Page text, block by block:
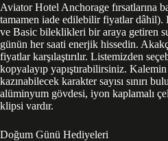
Aviator Hotel Anchorage fırsatlarına
tamamen iade edilebilir fiyatlar
ve Basic bileklikleri bir araya getiren
günün her saati enerjik hissedin.
fiyatlar karşılaştırılır. Listemizden
kopyalayıp yapıştırabilirsiniz.
kazınabilecek karakter sayısı sınırı
alüminyum gövdesi, iyon kaplamalı
klipsi vardır.
Doğum Günü Hediyeleri